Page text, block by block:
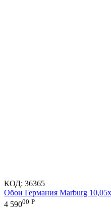
КОД: 36365
Обои Германия Marburg
4 59000 Р